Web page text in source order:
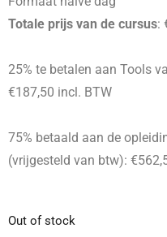
Totale prijs van de cursus:
25% te betalen aan Tools
€187,50 incl. BTW
75% betaald aan de
(vrijgesteld van btw):
Out of stock